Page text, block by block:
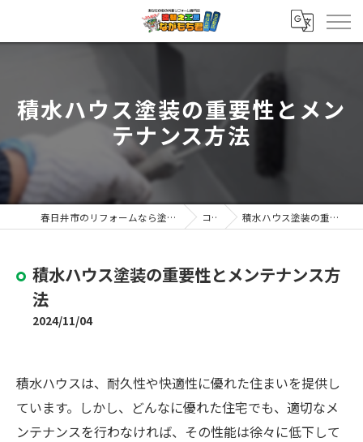
積水ハウス塗装の重要性とメン
テナンス方法
春日井市のリフォームなら塗替え工房ながもち君 春日井店 コラム 積水ハウス塗装の重要性とメンテナンス方法
積水ハウス塗装の重要性とメンテナンス方
法
2024/11/04
積水ハウスは、耐久性や快適性に優れた住まいを提供し
ています。しかし、どんなに優れた住宅でも、適切なメ
ンテナンスを行わなければ、その性能は徐々に低下して